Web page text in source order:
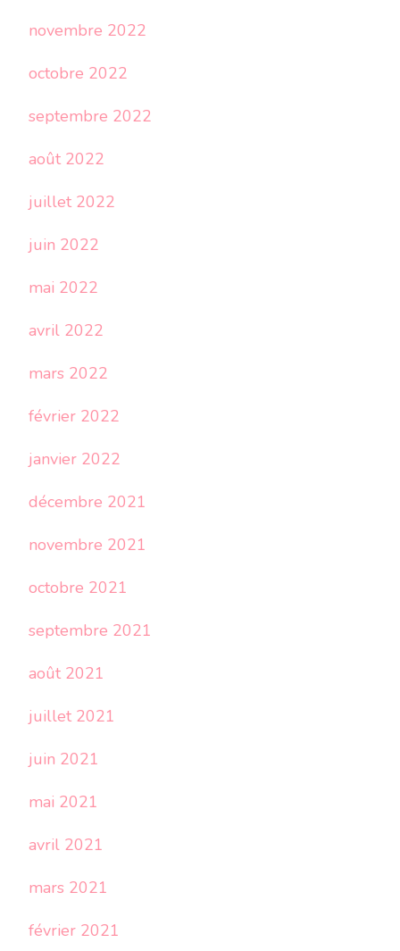
novembre 2022
octobre 2022
septembre 2022
août 2022
juillet 2022
juin 2022
mai 2022
avril 2022
mars 2022
février 2022
janvier 2022
décembre 2021
novembre 2021
octobre 2021
septembre 2021
août 2021
juillet 2021
juin 2021
mai 2021
avril 2021
mars 2021
février 2021